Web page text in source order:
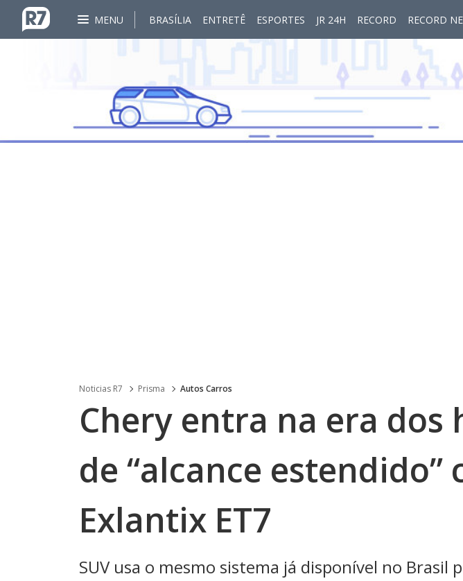
MENU BRASÍLIA ENTRETÊ ESPORTES JR 24H RECORD RECORD
Noticias R7 Prisma Autos Carros
Chery entra na era dos
de “alcance estendido”
Exlantix ET7
SUV usa o mesmo sistema já disponível no Brasil